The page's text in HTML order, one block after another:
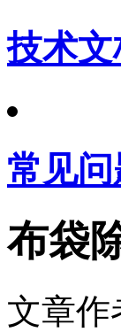
技术文
常见问
布袋
文章